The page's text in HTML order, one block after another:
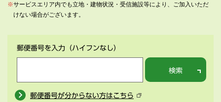
※サービスエリア内でも立地・建物状況・受信施設等により、ご加入いただ
けない場合がございます。
郵便番号を入力 （ハイフンなし）
検索
郵便番号が分からない方はこちら